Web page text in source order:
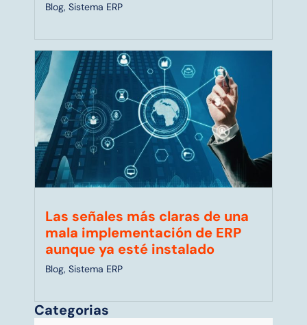
Blog, Sistema ERP
Las señales más claras de una
mala implementación de ERP
aunque ya esté instalado
Blog, Sistema ERP
Categorias